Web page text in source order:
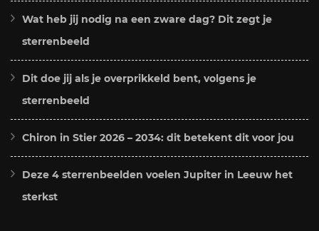
Wat heb jij nodig na een zware dag? Dit zegt je
sterrenbeeld
Dit doe jij als je overprikkeld bent, volgens je
sterrenbeeld
Chiron in Stier 2026 – 2034: dit betekent dit voor jou
Deze 4 sterrenbeelden voelen Jupiter in Leeuw het
sterkst